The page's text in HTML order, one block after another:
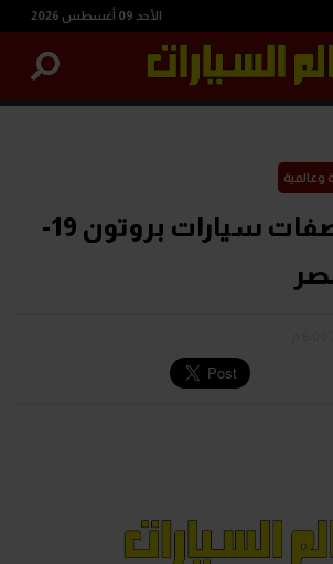
الأحد 09 أغسطس 2026
وعالمية
اسعار و مواصفات سيارات بروتون 19-